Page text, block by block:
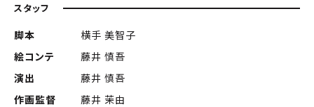
スタッフ
脚本
横手 美智子
絵コンテ
藤井 慎吾
演出
藤井 慎吾
作画監督
藤井 茉由